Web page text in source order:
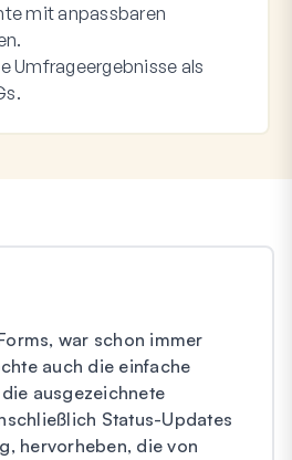
mit anpassbaren
Umfrageergebnisse als
war schon immer
auch die einfache
ausgezeichnete
Status-Updates
hervorheben, die von